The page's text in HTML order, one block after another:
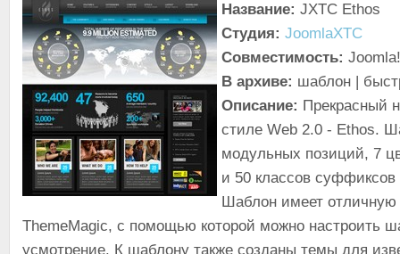
Название: JXTC Ethos
Студия: JoomlaXTC
Совместимость:
В архиве: шаблон |
Описание: Прекрасный
стиле Web 2.0 - Ethos.
модульных позиций, 7
и 50 классов
Шаблон имеет отличную
ThemeMagic, с помощью которой можно настроить
усмотрение. К шаблону также созданы темы для